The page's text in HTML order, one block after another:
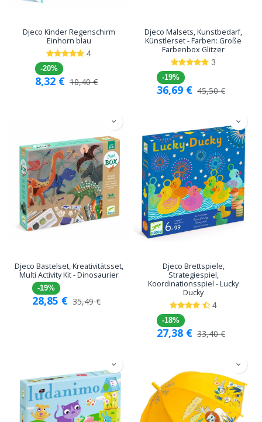
Djeco Kinder Regenschirm
Einhorn blau
4
-20%
8,32 € 10,40€
Djeco Malsets, Kunstbedarf,
Künstlerset - Farben: Große
Farbenbox Glitzer
3
-19%
36,69 € 45,50€
Djeco Bastelset, Kreativitätsset,
Multi Activity Kit - Dinosaurier
-19%
28,85 € 35,49€
Djeco Brettspiele,
Strategiespiel,
Koordinationsspiel - Lucky
Ducky
4
-18%
27,38 € 33,40€